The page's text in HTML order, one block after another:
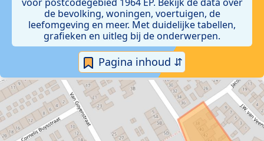
de bevolking, woningen, voertuigen, de
leefomgeving en meer. Met duidelijke tabellen,
grafieken en uitleg bij de onderwerpen.
Pagina inhoud ⇵